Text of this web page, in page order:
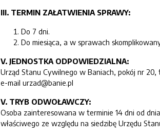
III. TERMIN ZAŁATWIENIA SPRAWY:
Do 7 dni.
Do miesiąca, a w sprawach
V. JEDNOSTKA ODPOWIEDZIALNA:
Urząd Stanu Cywilnego w Baniach, pokój nr 20,
e-mail urzad@banie.pl
V. TRYB ODWOŁAWCZY:
Osoba zainteresowana w terminie 14 dni od
właściwego ze względu na siedzibę Urzędu